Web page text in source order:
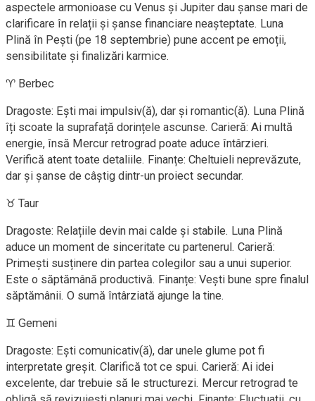
aspectele armonioase cu Venus și Jupiter dau șanse mari de
clarificare în relații și șanse financiare neașteptate. Luna
Plină în Pești (pe 18 septembrie) pune accent pe emoții,
sensibilitate și finalizări karmice.
♈ Berbec
Dragoste: Ești mai impulsiv(ă), dar și romantic(ă). Luna Plină
îți scoate la suprafață dorințele ascunse. Carieră: Ai multă
energie, însă Mercur retrograd poate aduce întârzieri.
Verifică atent toate detaliile. Finanțe: Cheltuieli neprevăzute,
dar și șanse de câștig dintr-un proiect secundar.
♉ Taur
Dragoste: Relațiile devin mai calde și stabile. Luna Plină
aduce un moment de sinceritate cu partenerul. Carieră:
Primești susținere din partea colegilor sau a unui superior.
Este o săptămână productivă. Finanțe: Vești bune spre finalul
săptămânii. O sumă întârziată ajunge la tine.
♊ Gemeni
Dragoste: Ești comunicativ(ă), dar unele glume pot fi
interpretate greșit. Clarifică tot ce spui. Carieră: Ai idei
excelente, dar trebuie să le structurezi. Mercur retrograd te